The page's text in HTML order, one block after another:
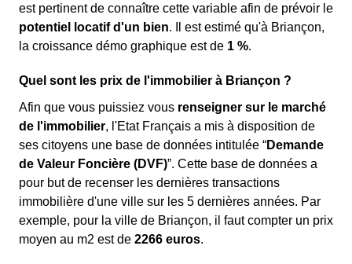
est pertinent de connaître cette variable afin de prévoir le
potentiel locatif d'un bien. Il est estimé qu'à Briançon,
la croissance démo graphique est de 1 %.
Quel sont les prix de l'immobilier à Briançon ?
Afin que vous puissiez vous renseigner sur le marché
de l'immobilier, l'Etat Français a mis à disposition de
ses citoyens une base de données intitulée “Demande
de Valeur Foncière (DVF)”. Cette base de données a
pour but de recenser les dernières transactions
immobilière d'une ville sur les 5 dernières années. Par
exemple, pour la ville de Briançon, il faut compter un prix
moyen au m2 est de 2266 euros.